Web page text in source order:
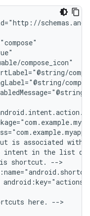
is associated with
intent in the list
shortcut.
here.
-->